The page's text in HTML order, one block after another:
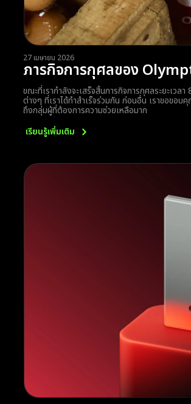
27 เมษายน 2026
ภารกิจการกุศลของ
ขณะที่เรากำลังจะเสร็จสิ้นภารกิจการกุศลระยะเวล
ต่างๆ ที่เราได้ทำสำเร็จร่วมกัน ก่อนอื่น เราขอขอ
ถึงกลุ่มผู้ที่ต้องการความช่วยเหลือมาก
เรียนรู้เพิ่มเติม